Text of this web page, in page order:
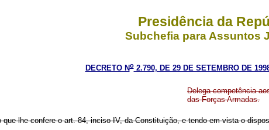
Presidência da
Subchefia para Assuntos
DECRETO No2.790, DE 29 DE SETEMBRO DE
Delega competência
das Forças Armadas.
lhe confere o art. 84, inciso IV, da Constituição, e tendo em vista o